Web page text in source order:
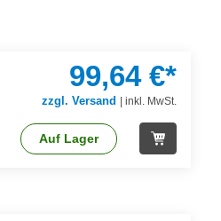
99,64 €*
zzgl. Versand |inkl. MwSt.
Auf Lager